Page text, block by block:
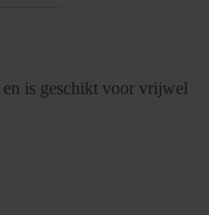
is geschikt voor vrijwel